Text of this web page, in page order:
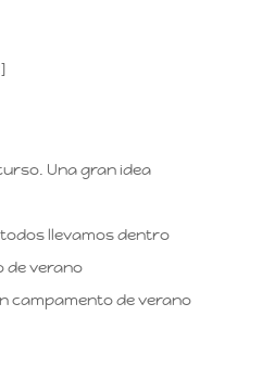
Una gran idea
llevamos dentro
de verano
campamento de verano